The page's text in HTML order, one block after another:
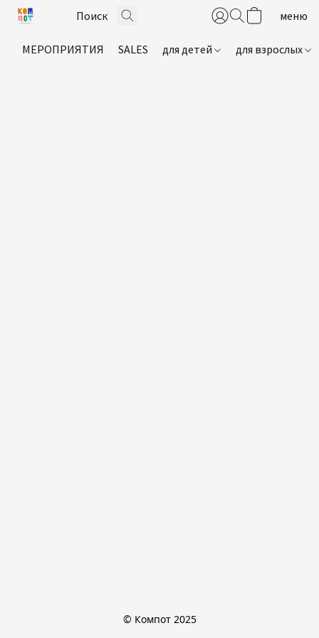
МЕРОПРИЯТИЯ SALES для детей для взрослых
© Компот 2025